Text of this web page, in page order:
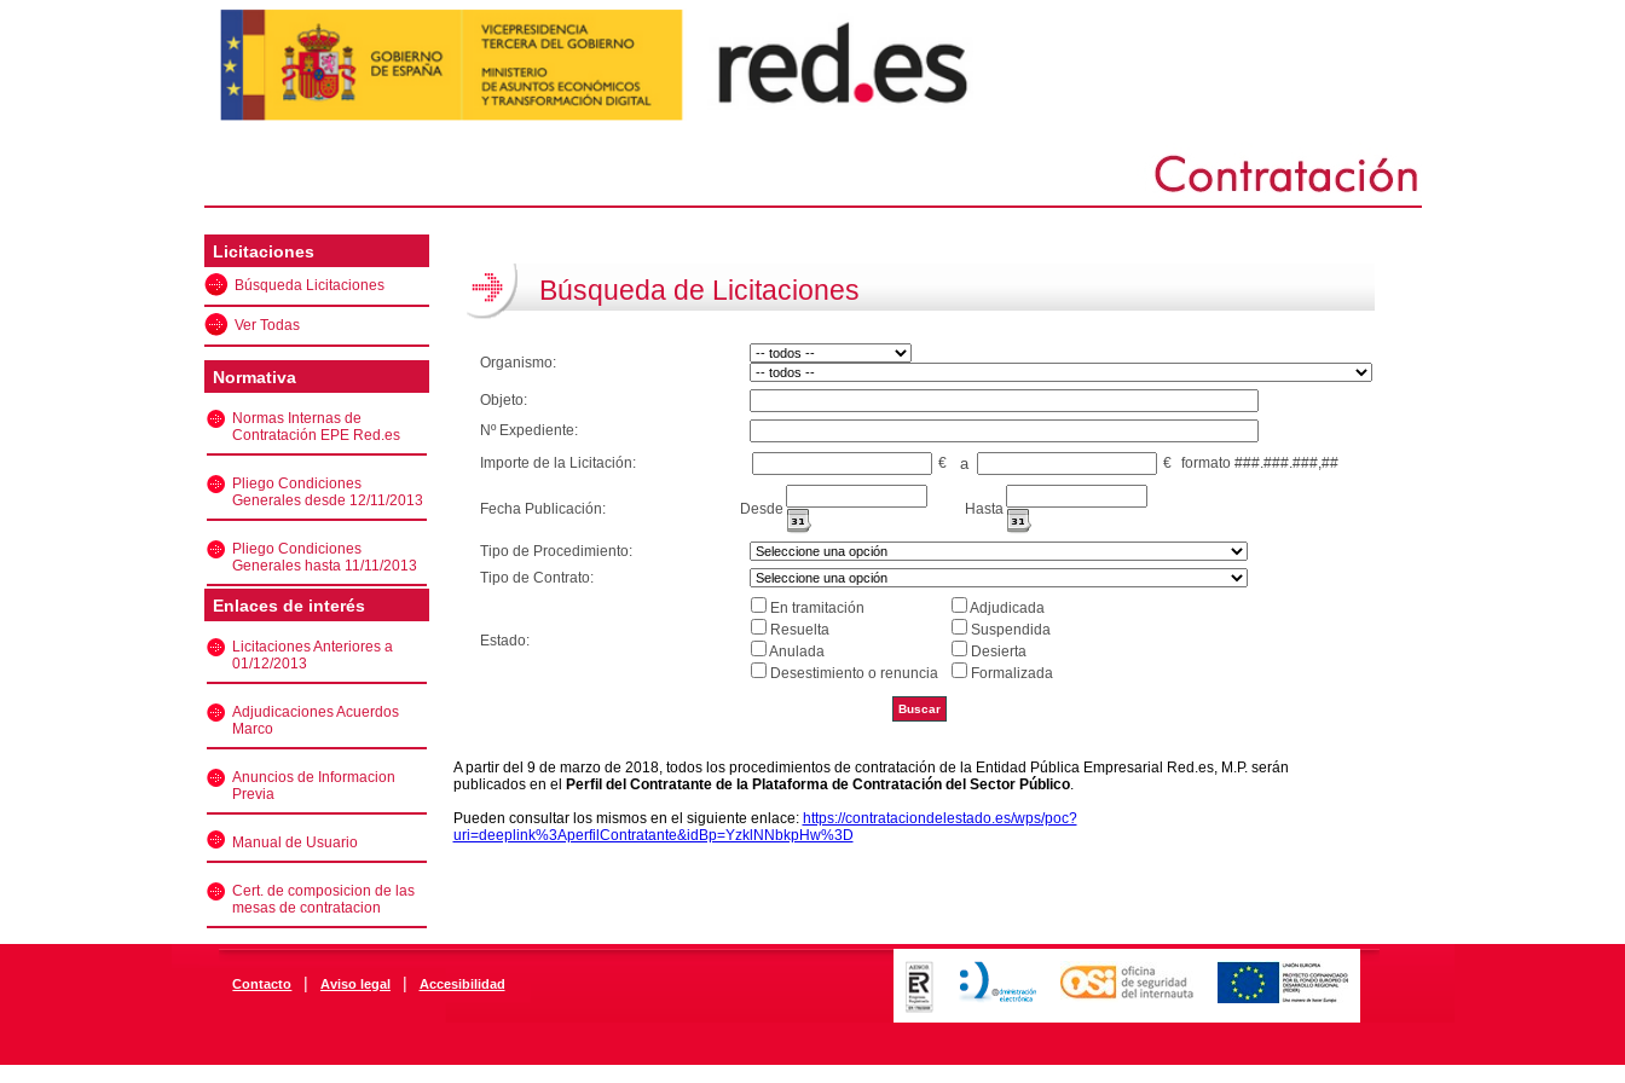
Licitaciones
Búsqueda Licitaciones
Ver Todas
Normativa
Normas Internas de
Contratación EPE Red.es
Pliego Condiciones
Generales desde 12/11/2013
Pliego Condiciones
Generales hasta 11/11/2013
Enlaces de interés
Licitaciones Anteriores a
01/12/2013
Adjudicaciones Acuerdos
Marco
Anuncios de Informacion
Previa
Manual de Usuario
Cert. de composicion de las
mesas de contratacion
Búsqueda de Licitaciones
Organismo:
Objeto:
Nº Expediente:
Importe de la Licitación:
€ a € formato ###.###.###,##
Fecha Publicación: Desde Hasta
Tipo de Procedimiento:
Tipo de Contrato:
Estado:
En tramitación
Adjudicada
Resuelta
Suspendida
Anulada
Desierta
Desestimiento o renuncia
Formalizada
A partir del 9 de marzo de 2018, todos los procedimientos de contratación de la Entidad Pública Empresarial Red.es, M.P. serán
publicados en el
Perfil del Contratante de la Plataforma de Contratación del Sector Público.
Pueden consultar los mismos en el siguiente enlace: https://contrataciondelestado.es/wps/poc?
uri=deeplink%3AperfilContratante&idBp=YzklNNbkpHw%3D
Contacto | Aviso legal | Accesibilidad